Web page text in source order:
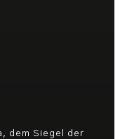
dem Siegel der